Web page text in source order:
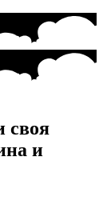
своя
и